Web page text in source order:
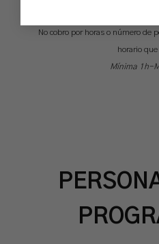
No cobro por horas o número de
horario que
Mínima 1h-